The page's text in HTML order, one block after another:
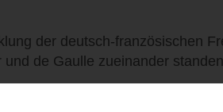
der deutsch-französischen
de Gaulle zueinander